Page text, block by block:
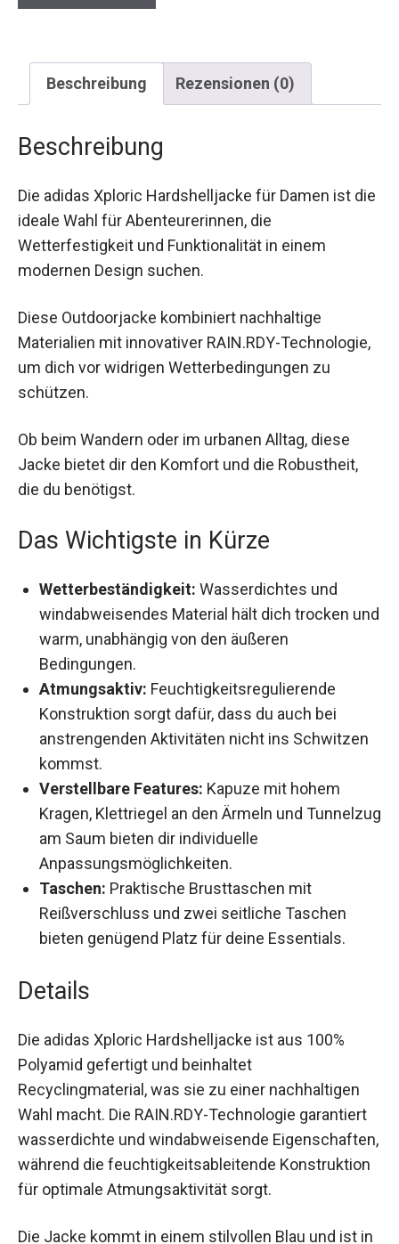
Beschreibung Rezensionen (0)
Beschreibung
die ideale Wahl für Abenteurerinnen, die
Wetterfestigkeit und Funktionalität in einem
modernen Design suchen.
Materialien mit innovativer RAIN.RDY-
Technologie, um dich vor widrigen
Wetterbedingungen zu schützen.
Jacke bietet dir den Komfort und die Robustheit,
die du benötigst.
Das Wichtigste in Kürze
windabweisendes Material hält dich trocken
und warm, unabhängig von den äußeren
Bedingungen.
Atmungsaktiv:
Konstruktion sorgt dafür, dass du auch bei
anstrengenden Aktivitäten nicht ins
Schwitzen kommst.
Verstellbare Features:
Kragen, Klettriegel an den Ärmeln und
Tunnelzug am Saum bieten dir individuelle
Anpassungsmöglichkeiten.
Taschen:Praktische Brusttaschen mit
Reißverschluss und zwei seitliche Taschen
bieten genügend Platz für deine Essentials.
Details
Polyamid gefertigt und beinhaltet
Recyclingmaterial, was sie zu einer nachhaltigen
Wahl macht. Die RAIN.RDY-Technologie garantiert
wasserdichte und windabweisende
Eigenschaften, während die
feuchtigkeitsableitende Konstruktion für
optimale Atmungsaktivität sorgt.